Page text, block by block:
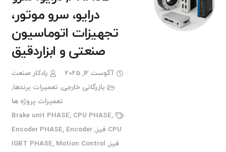
درایو، سرو موتور،
تجهیزات اتوماسیون
صنعتی و ابزاردقیق
آگوست 12, 2025
رادکار صنعت
بازرگانی خارجی, تعمیرات برندها,
تعمیرات پروژه ها
Brake unit PHASE, CPU PHASE,
CPU فیز
,
Encoder PHASE, Encoder
فیز,
IGBT PHASE, Motion Control